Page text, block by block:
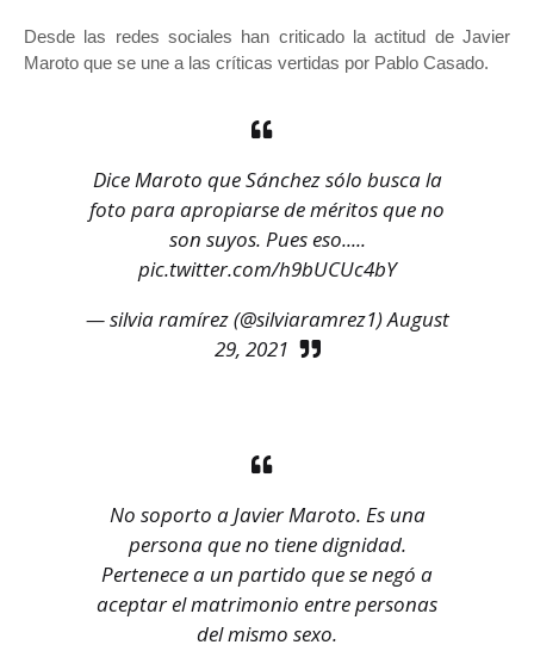
Desde las redes sociales han criticado la actitud de Javier
Maroto que se une a las críticas vertidas por Pablo Casado.
Dice Maroto que Sánchez sólo busca la
foto para apropiarse de méritos que no
son suyos. Pues eso.....
pic.twitter.com/h9bUCUc4bY
— silvia ramírez (@silviaramrez1)August
29, 2021
No soporto a Javier Maroto. Es una
persona que no tiene dignidad.
Pertenece a un partido que se negó a
aceptar el matrimonio entre personas
del mismo sexo.